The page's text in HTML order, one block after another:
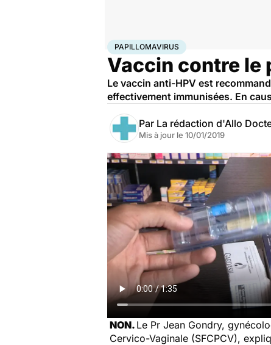
Accueil SantéMédicaments
PAPILLOMAVIRUS
Vaccin contre le
Le vaccin anti-HPV est
effectivement immunisées. En
Par La rédaction d'Allo
Mis à jour le 10/01/2019
NON. Le Pr Jean Gondry,
Cervico-Vaginale (SFCPCV),